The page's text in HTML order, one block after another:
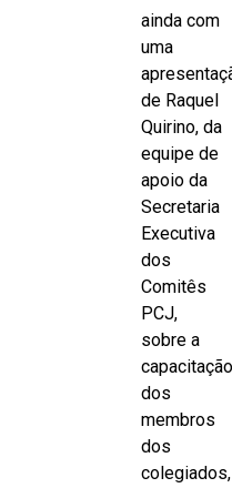
ainda com
uma
de Raquel
Quirino, da
equipe de
apoio da
Secretaria
Executiva
dos
Comitês
PCJ,
sobre a
capacitação
dos
membros
dos
colegiados,